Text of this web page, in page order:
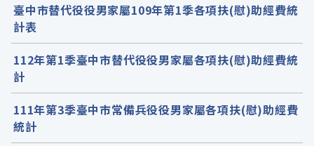
臺中市替代役役男家屬109年第1季各項扶(慰)助經費統
計表
112年第1季臺中市替代役役男家屬各項扶(慰)助經費統
計
111年第3季臺中市常備兵役役男家屬各項扶(慰)助經費
統計